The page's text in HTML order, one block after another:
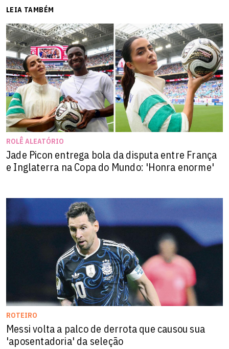
LEIA TAMBÉM
ROLÊ ALEATÓRIO
Jade Picon entrega bola da disputa entre França
e Inglaterra na Copa do Mundo: 'Honra enorme'
ROTEIRO
Messi volta a palco de derrota que causou sua
'aposentadoria' da seleção